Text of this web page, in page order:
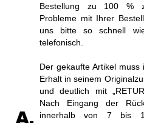
Bestellung zu 100 %
Probleme mit Ihrer
uns bitte so schnell
telefonisch.
Der gekaufte Artikel
Erhalt in seinem
und deutlich mit
Nach Eingang der
innerhalb von 7 bis